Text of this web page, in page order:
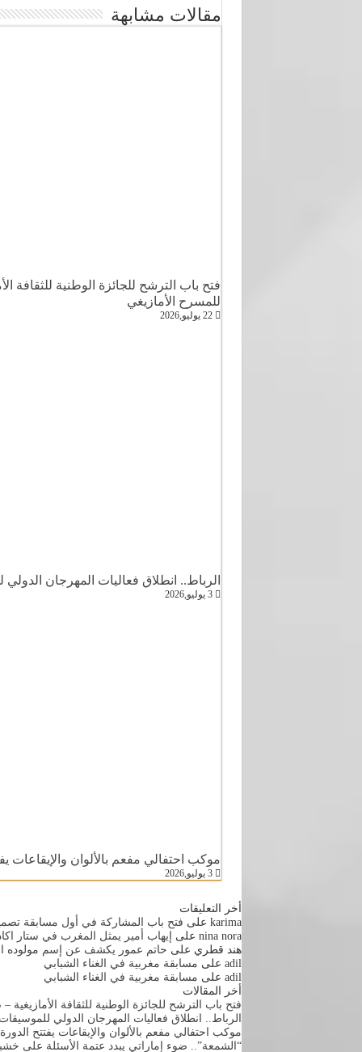
مقالات مشابهة
فتح باب الترشح للجائزة الوطنية
للمسرح الأمازيغي
22 يوليو,2026
الرباط.. انطلاق فعاليات المهرجان
3 يوليو,2026
موكب احتفالي مفعم بالألوان والإيقاعات يفتتح الدورة ال55 للمهرجان
3 يوليو,2026
أخر التعليقات
karima على فتح باب المشاركة في أول مسابقة
nina nora على
إيهاب أمير يمثل المغرب في ستار
هند قطري على حاتم عمور يكشف عن إسم مولوده
adil على مسابقة مغربية في الغناء الشبابي
adil على مسابقة مغربية في الغناء الشبابي
أخر المقالات
فتح باب الترشح للجائزة الوطنية للثقافة
الرباط.. انطلاق فعاليات المهرجان الدولي
موكب احتفالي مفعم بالألوان والإيقاعات يفتتح الدورة ال55 للمهرجان الوطني للفنون الشعبية
“الشمعة”.. ضوء إماراتي يبدد عتمة الأسئلة على